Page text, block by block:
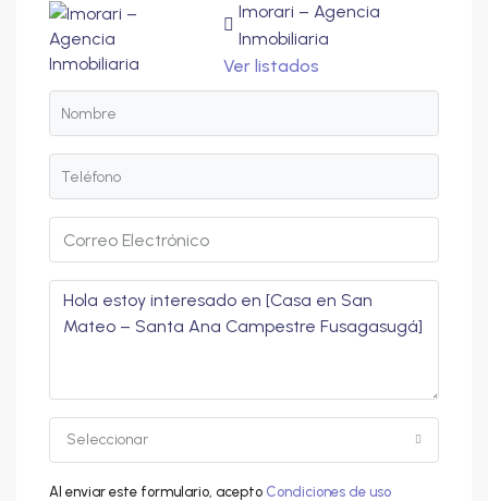
Imorari – Agencia
Inmobiliaria
Ver listados
Seleccionar
Al enviar este formulario, acepto Condiciones de uso